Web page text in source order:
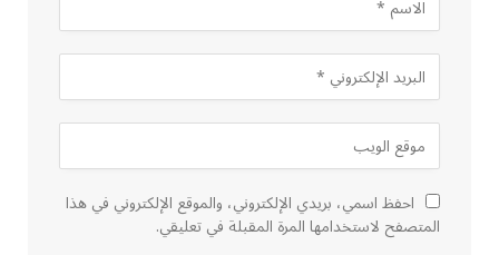
احفظ اسمي، بريدي الإلكتروني، والموقع الإلكتروني في هذا
المتصفح لاستخدامها المرة المقبلة في تعليقي.